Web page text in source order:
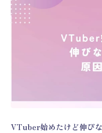
VTuber始めたけど伸び